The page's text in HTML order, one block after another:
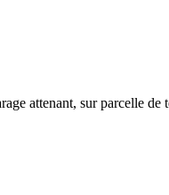
attenant, sur parcelle